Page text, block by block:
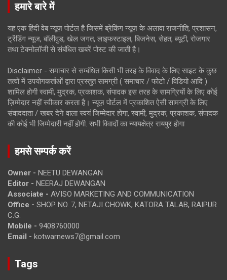
हमारे बारे में
यह एक हिंदी वेब न्यूज़ पोर्टल है जिसमें ब्रेकिंग न्यूज़ के अलावा राजनीति, प्रशासन,
ट्रेंडिंग न्यूज, बॉलीवुड, खेल जगत, लाइफस्टाइल, बिजनेस, सेहत, ब्यूटी, रोजगार
तथा टेक्नोलॉजी से संबंधित खबरें पोस्ट की जाती है।
Disclaimer - समाचार से सम्बंधित किसी भी तरह के विवाद के लिए साइट के कुछ
तत्वों में उपयोगकर्ताओं द्वारा प्रस्तुत सामग्री ( समाचार / फोटो / विडियो आदि )
शामिल होगी स्वामी, मुद्रक, प्रकाशक, संपादक इस तरह के सामग्रियों के लिए कोई
ज़िम्मेदार नहीं स्वीकार करता है। न्यूज़ पोर्टल में प्रकाशित ऐसी सामग्री के लिए
संवाददाता / खबर देने वाला स्वयं जिम्मेदार होगा, स्वामी, मुद्रक, प्रकाशक, संपादक
की कोई भी जिम्मेदारी नहीं होगी. सभी विवादों का न्यायक्षेत्र रायपुर होगा
हमसे सम्पर्क करें
Owner - NEETU DEWANGAN
Editor - NEERAJ DEWANGAN
Associate - AVISO MARKETING AND COMMUNICATION
Office - SHOP NO. 7, NETAJI CHOWK, KATORA TALAB, RAIPUR
C.G.
Mobile - 9408760000
Email - kotwarnews7@gmail.com
Tags